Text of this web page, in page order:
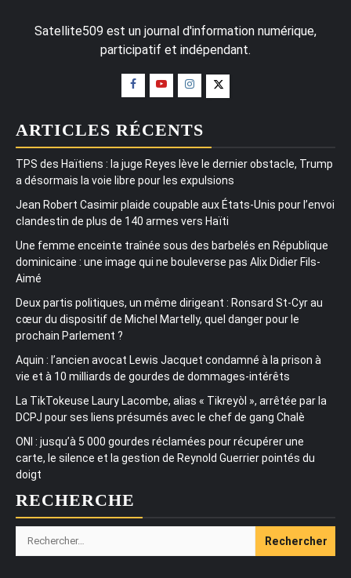
Satellite509 est un journal d'information numérique,
participatif et indépendant.
ARTICLES RÉCENTS
TPS des Haïtiens : la juge Reyes lève le dernier obstacle, Trump
a désormais la voie libre pour les expulsions
Jean Robert Casimir plaide coupable aux États-Unis pour l’envoi
clandestin de plus de 140 armes vers Haïti
Une femme enceinte traînée sous des barbelés en République
dominicaine : une image qui ne bouleverse pas Alix Didier Fils-
Aimé
Deux partis politiques, un même dirigeant : Ronsard St-Cyr au
cœur du dispositif de Michel Martelly, quel danger pour le
prochain Parlement ?
Aquin : l’ancien avocat Lewis Jacquet condamné à la prison à
vie et à 10 milliards de gourdes de dommages-intérêts
La TikTokeuse Laury Lacombe, alias « Tikreyòl », arrêtée par la
DCPJ pour ses liens présumés avec le chef de gang Chalè
ONI : jusqu’à 5 000 gourdes réclamées pour récupérer une
carte, le silence et la gestion de Reynold Guerrier pointés du
doigt
RECHERCHE
Rechercher :